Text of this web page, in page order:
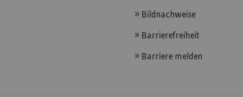
Bildnachweise
Barrierefreiheit
Barriere melden